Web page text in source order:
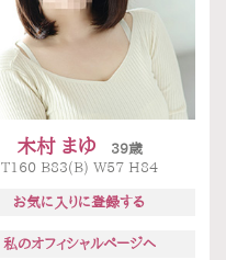
木村 まゆ
39歳
T160 B83(B) W57 H84
お気に入りに登録する
私のオフィシャルページへ